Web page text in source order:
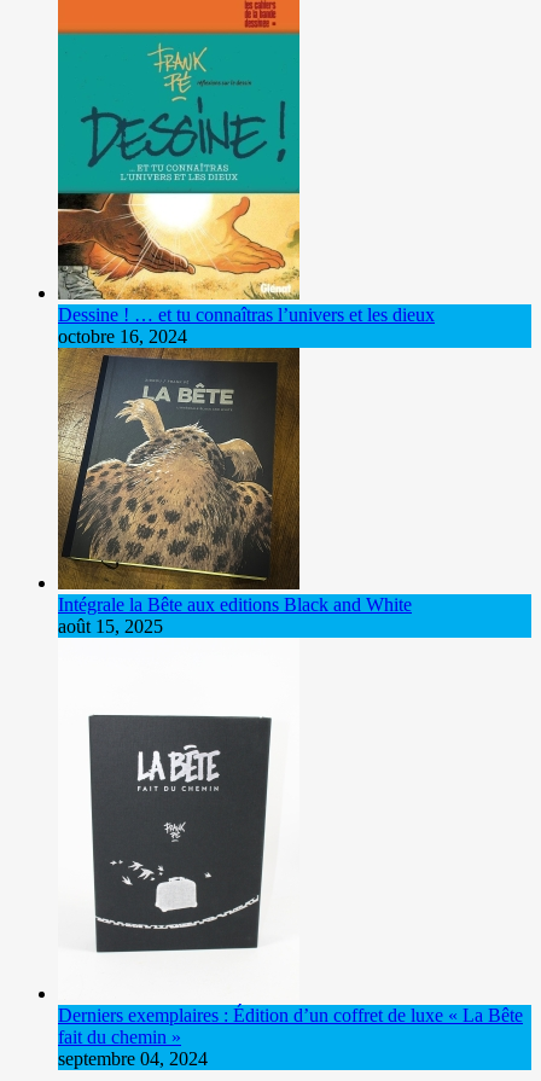
Dessine ! … et tu connaîtras l’univers et les dieux
octobre 16, 2024
Intégrale la Bête aux editions Black and White
août 15, 2025
Derniers exemplaires : Édition d’un coffret de luxe « La Bête
fait du chemin »
septembre 04, 2024